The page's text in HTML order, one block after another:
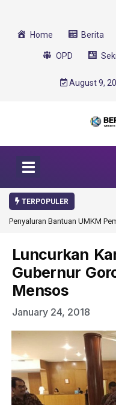
Home Berita
OPD
August 9,
TERPOPULER
Penyaluran Bantuan UMKM
Luncurkan
Gubernur
Mensos
January 24, 2018